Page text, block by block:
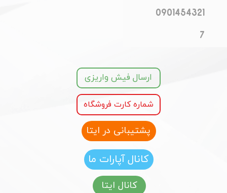
0901454321
7
کانال آپارات ما
ارسال فیش واریزی
کانال ایتا
شماره کارت فروشگاه
پشتیبانی در ایتا